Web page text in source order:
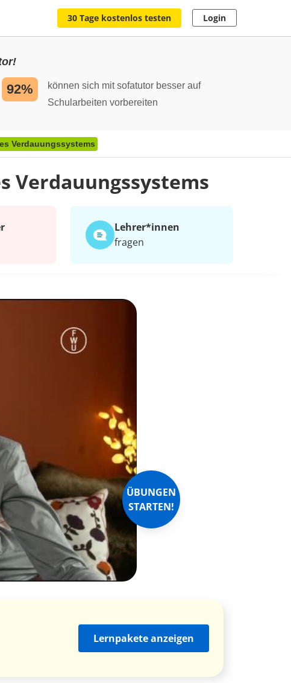
30 Tage kostenlos testen Login
92%
können sich mit sofatutor besser auf
Schularbeiten vorbereiten
Verdauungssystems
Verdauungssystems
Lehrer*​innen
fragen
ÜBUNGEN
STARTEN!
Lernpakete anzeigen